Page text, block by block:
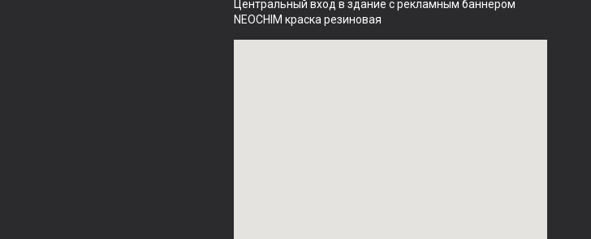
Центральный вход в здание с рекламным баннером
NEOCHIM краска резиновая